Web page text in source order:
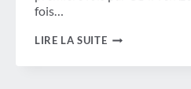
fois…
LIRE LA SUITEGBTA